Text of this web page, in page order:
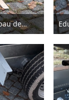
Eduard Rückwärtskipper Anbau der Stauboxen